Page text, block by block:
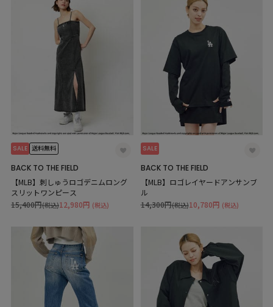
SALE 送料無料
BACK TO THE FIELD
【MLB】刺しゅうロゴデニムロング
スリットワンピース
12,980円 (税込)
15,400円(税込)
SALE
BACK TO THE FIELD
【MLB】ロゴレイヤードアンサンブ
ル
10,780円 (税込)
14,300円(税込)